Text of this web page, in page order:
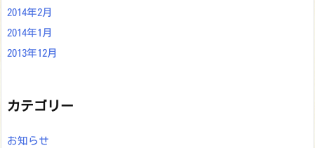
2014年2月
2014年1月
2013年12月
カテゴリー
お知らせ